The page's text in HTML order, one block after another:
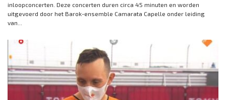
inloopconcerten. Deze concerten duren circa 45 minuten en worden
uitgevoerd door het Barok-ensemble Camarata Capelle onder leiding
van...